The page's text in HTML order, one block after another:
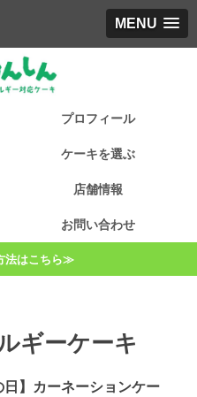
MENU
プロフィール
ケーキを選ぶ
店舗情報
お問い合わせ
法はこちら≫
ギーケーキ
日】カーネーションケー